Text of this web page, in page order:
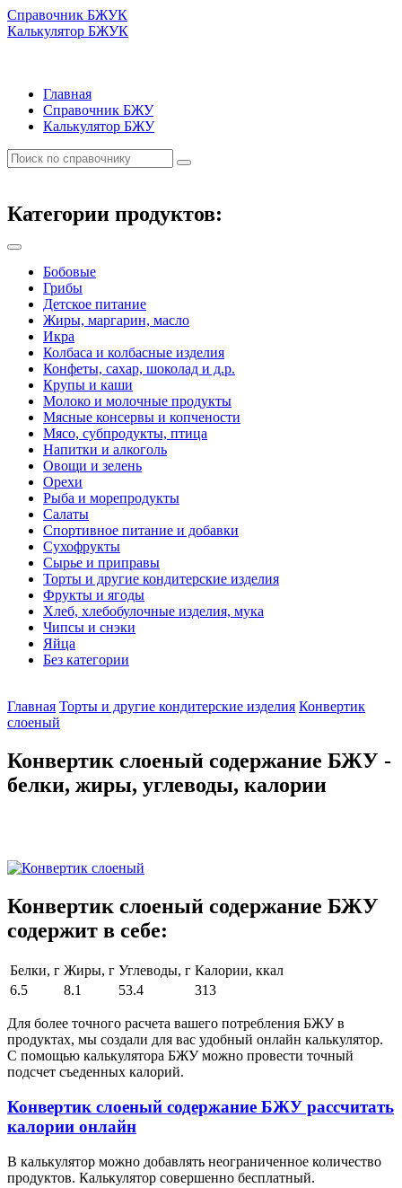
Справочник БЖУК
Калькулятор БЖУК
Главная
Справочник БЖУ
Калькулятор БЖУ
Категории продуктов:
Бобовые
Грибы
Детское питание
Жиры, маргарин, масло
Икра
Колбаса и колбасные изделия
Конфеты, сахар, шоколад и д.р.
Крупы и каши
Молоко и молочные продукты
Мясные консервы и копчености
Мясо, субпродукты, птица
Напитки и алкоголь
Овощи и зелень
Орехи
Рыба и морепродукты
Салаты
Спортивное питание и добавки
Сухофрукты
Сырье и приправы
Торты и другие кондитерские изделия
Фрукты и ягоды
Хлеб, хлебобулочные изделия, мука
Чипсы и снэки
Яйца
Без категории
Главная Торты и другие кондитерские изделия Конвертик
слоеный
Конвертик слоеный содержание БЖУ -
белки, жиры, углеводы, калории
Конвертик слоеный содержание БЖУ
содержит в себе:
Белки, г Жиры, г Углеводы, г Калории, ккал
6.5
8.1 53.4 313
Для более точного расчета вашего потребления БЖУ в
продуктах, мы создали для вас удобный онлайн калькулятор.
С помощью калькулятора БЖУ можно провести точный
подсчет съеденных калорий.
Конвертик слоеный содержание БЖУ рассчитать
калории онлайн
В калькулятор можно добавлять неограниченное количество
продуктов. Калькулятор совершенно бесплатный.